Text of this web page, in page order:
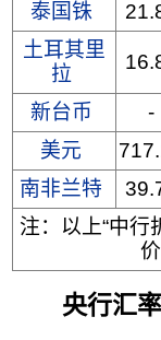
泰国铢
土耳其里
拉
新台币 -
美元
南非兰特
注：以上“中行
央行汇